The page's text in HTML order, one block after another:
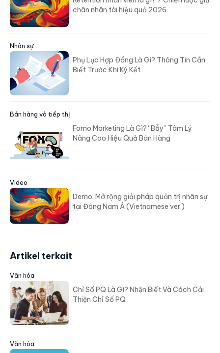
chân nhân tài hiệu quả 2026
Nhân sự
Phụ Lục Hợp Đồng Là Gì? Thông Tin Cần
Biết Trước Khi Ký Kết
Bán hàng và tiếp thị
Fomo Marketing Là Gì? “Bẫy” Tâm Lý
Nâng Cao Hiệu Quả Bán Hàng
Video
Demo: Mở rộng giải pháp quản trị nhân sự
tại Đông Nam Á (Vietnamese ver.)
Artikel terkait
Văn hóa
Chỉ Số PQ Là Gì? Nhận Biết Và Cách Cải
Thiện Chỉ Số PQ
Văn hóa